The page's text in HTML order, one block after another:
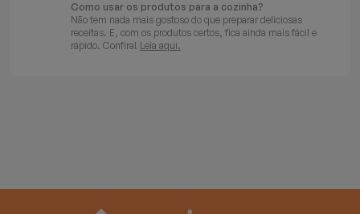
Como usar os produtos para a cozinha?
Não tem nada mais gostoso do que preparar deliciosas
receitas. E, com os produtos certos, fica ainda mais fácil e
rápido. Confira! Leia aqui.